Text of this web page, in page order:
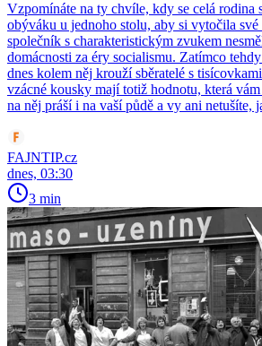
Vzpomínáte na ty chvíle, kdy se celá rodina
obýváku u jednoho stolu, aby si vytočila
společník s charakteristickým zvukem
domácnosti za éry socialismu. Zatímco
dnes kolem něj krouží sběratelé s
vzácné kousky mají totiž hodnotu, která
na něj práší i na vaší půdě a vy ani netušíte,
FAJNTIP.cz
dnes, 03:30
3 min